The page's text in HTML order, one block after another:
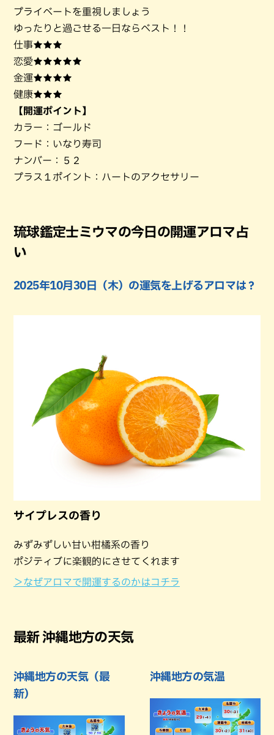
プライベートを重視しましょう
ゆったりと過ごせる一日ならベスト！！
仕事★★★
恋愛★★★★★
金運★★★★
健康★★★
【開運ポイント】
カラー：ゴールド
フード：いなり寿司
ナンバー：５２
プラス１ポイント：ハートのアクセサリー
琉球鑑定士ミウマの今日の開運アロマ占
い
2025年10月30日（木）の運気を上げるアロマは？
サイプレスの香り
みずみずしい甘い柑橘系の香り
ポジティブに楽観的にさせてくれます
＞なぜアロマで開運するのかはコチラ
最新 沖縄地方の天気
沖縄地方の天気（最
新）
沖縄地方の気温